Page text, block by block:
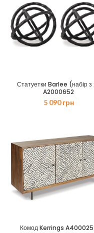
Статуетки Barlee (набiр з
A2000652
5 090грн
Комод Kerrings